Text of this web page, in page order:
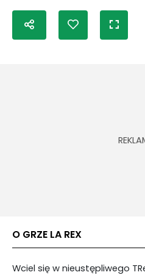
O GRZE LA REX
Wciel się w nieustępliwego